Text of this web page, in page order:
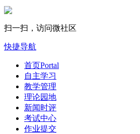
扫一扫，访问微社区
快捷导航
首页Portal
自主学习
教学管理
理论园地
新闻时评
考试中心
作业提交